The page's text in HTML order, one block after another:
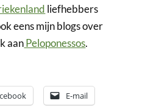
liefhebbers
eens mijn blogs over
aanPeloponessos.
E-mail